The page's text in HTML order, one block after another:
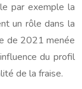
par exemple la
un rôle dans la
de 2021 menée
du profil
de la fraise.